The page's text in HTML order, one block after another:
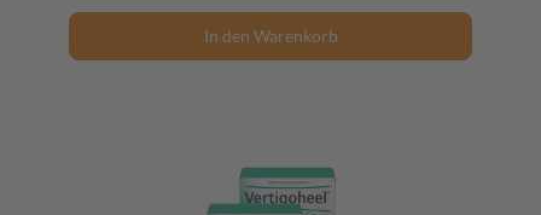
In den Warenkorb